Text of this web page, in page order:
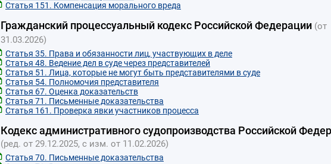
Статья 151. Компенсация морального вреда
Гражданский процессуальный кодекс Российской Федерации (от
31.03.2026)
Статья 35. Права и обязанности лиц, участвующих в деле
Статья 48. Ведение дел в суде через представителей
Статья 51. Лица, которые не могут быть представителями в суде
Статья 54. Полномочия представителя
Статья 67. Оценка доказательств
Статья 71. Письменные доказательства
Статья 161. Проверка явки участников процесса
Кодекс административного судопроизводства Российской
(ред. от 29.12.2025, с изм. от 11.02.2026)
Статья 70. Письменные доказательства